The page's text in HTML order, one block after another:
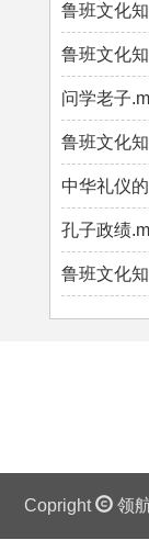
鲁班文化
鲁班文化
问学老子
鲁班文化
中华礼仪
孔子政绩
鲁班文化
Copright 领